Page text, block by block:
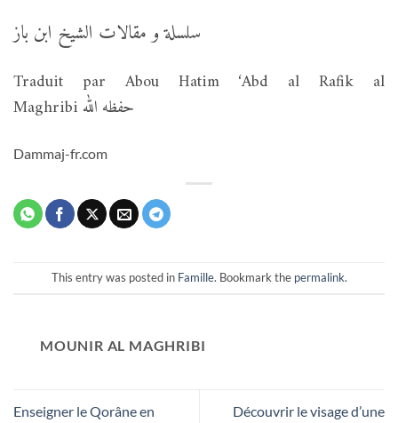
سلسلة و مقالات الشيخ ابن باز
Traduit par Abou Hatim ‘Abd al Rafik al
Maghribi حفظه الله
Dammaj-fr.com
This entry was posted in Famille. Bookmark the permalink.
MOUNIR AL MAGHRIBI
Enseigner le Qorâne en
Découvrir le visage d’une